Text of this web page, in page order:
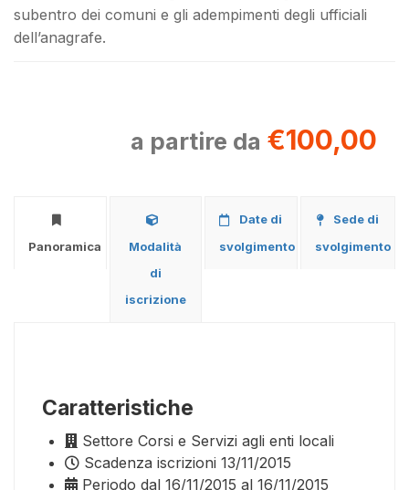
subentro dei comuni e gli adempimenti degli ufficiali
dell’anagrafe.
a partire da €100,00
Panoramica
Modalità
di
iscrizione
Date di
svolgimento
Sede di
svolgimento
Caratteristiche
Settore Corsi e Servizi agli enti locali
Scadenza iscrizioni 13/11/2015
Periodo dal 16/11/2015 al 16/11/2015